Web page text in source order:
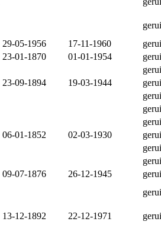
29-05-1956 17-11-1960
23-01-1870 01-01-1954
23-09-1894 19-03-1944
06-01-1852 02-03-1930
09-07-1876 26-12-1945
13-12-1892 22-12-1971